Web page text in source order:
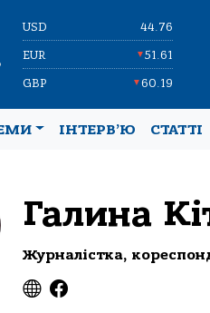
USD 44.76
EUR ▼51.61
GBP ▼60.19
ІНТЕРВ’Ю СТАТТІ
Галина
Журналістка,